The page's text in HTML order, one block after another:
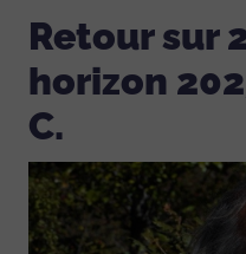
Retour sur
horizon
C.